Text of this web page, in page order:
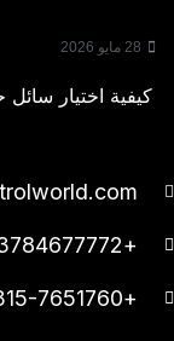
28 مايو 2026
كيفية اختيار
+86-13784677772
+86-315-7651760